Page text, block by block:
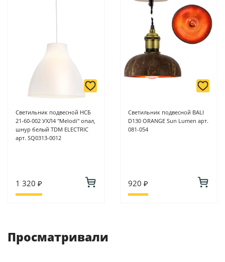
Светильник подвесной НСБ
21-60-002 УХЛ4 "Melodi" опал,
шнур белый TDM ELECTRIC
арт. SQ0313-0012
1 320 ₽
Светильник подвесной BALI
D130 ORANGE Sun Lumen арт.
081-054
920 ₽
Просматривали